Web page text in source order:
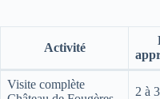
Activité
Visite complète
2 à